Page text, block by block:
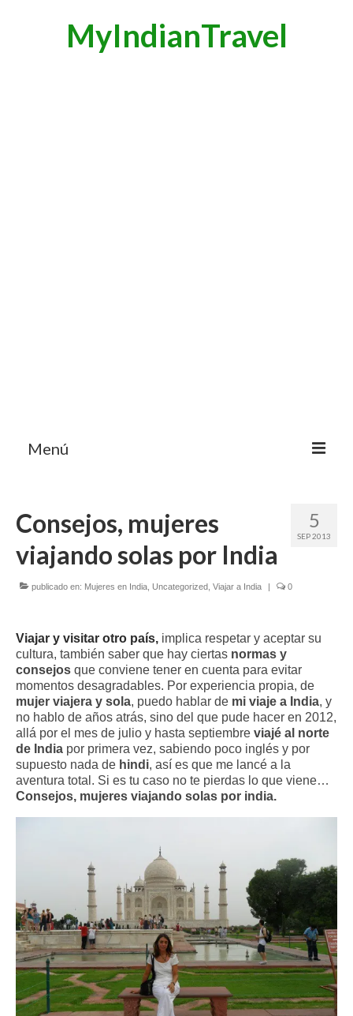
MyIndianTravel
Menú
MI BLOG VIAJES INDIA
AVENTURAS
DESTINOS
CONTACTO
5
SEP 2013
Consejos, mujeres
viajando solas por India
publicado en: Mujeres en India Uncategorized Viajar a India | 0
Viajar y visitar otro país, implica respetar y aceptar su
cultura, también saber que hay ciertas normas y
consejos que conviene tener en cuenta para evitar
momentos desagradables. Por experiencia propia, de
mujer viajera y sola, puedo hablar de mi viaje a India, y
no hablo de años atrás, sino del que pude hacer en 2012,
allá por el mes de julio y hasta septiembre viajé al norte
de India por primera vez, sabiendo poco inglés y por
supuesto nada de hindi, así es que me lancé a la
aventura total. Si es tu caso no te pierdas lo que viene…
Consejos, mujeres viajando solas por india.